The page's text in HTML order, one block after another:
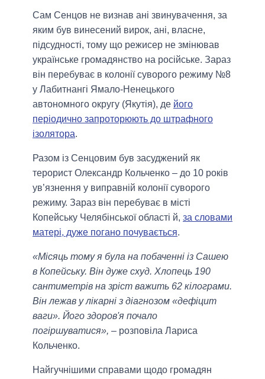
Сам Сенцов не визнав ані звинувачення, за
яким був винесений вирок, ані, власне,
підсудності, тому що режисер не змінював
українське громадянство на російське. Зараз
він перебуває в колонії суворого режиму №8
у Лабитнангі Ямало-Ненецького
автономного округу (Якутія), де його
періодично запроторюють до штрафного
ізолятора.
Разом із Сенцовим був засуджений як
терорист Олександр Кольченко – до 10 років
ув’язнення у виправній колонії суворого
режиму. Зараз він перебуває в місті
Копейську Челябінської області й, за словами
матері, дуже погано почувається.
«Місяць тому я була на побаченні із Сашею
в Копейську. Він дуже схуд. Хлопець 190
сантиметрів на зріст важить 62 кілограми.
Він лежав у лікарні з діагнозом «дефіцит
ваги». Його здоров'я почало
погіршуватися», – розповіла Лариса
Кольченко.
Найгучнішими справами щодо громадян